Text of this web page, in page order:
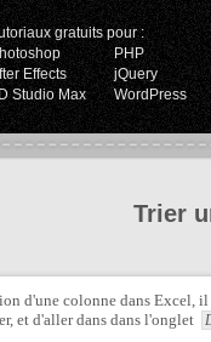
gratuits pour :
PHP
Effects
jQuery
Studio Max
WordPress
Trier
d'une colonne dans Excel,
et d'aller dans dans l'onglet